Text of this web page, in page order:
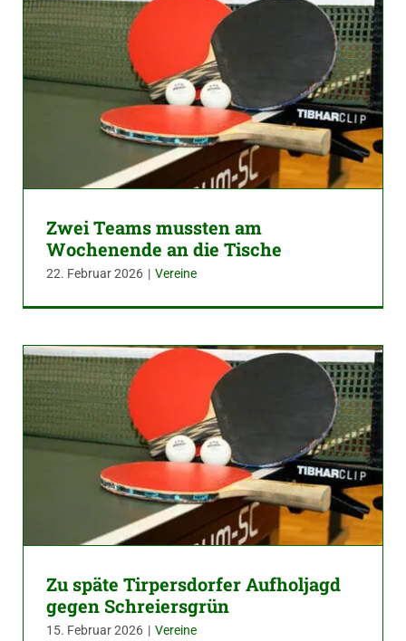
Zwei Teams mussten am
Wochenende an die Tische
22. Februar 2026 | Vereine
Zu späte Tirpersdorfer Aufholjagd
gegen Schreiersgrün
15. Februar 2026 | Vereine